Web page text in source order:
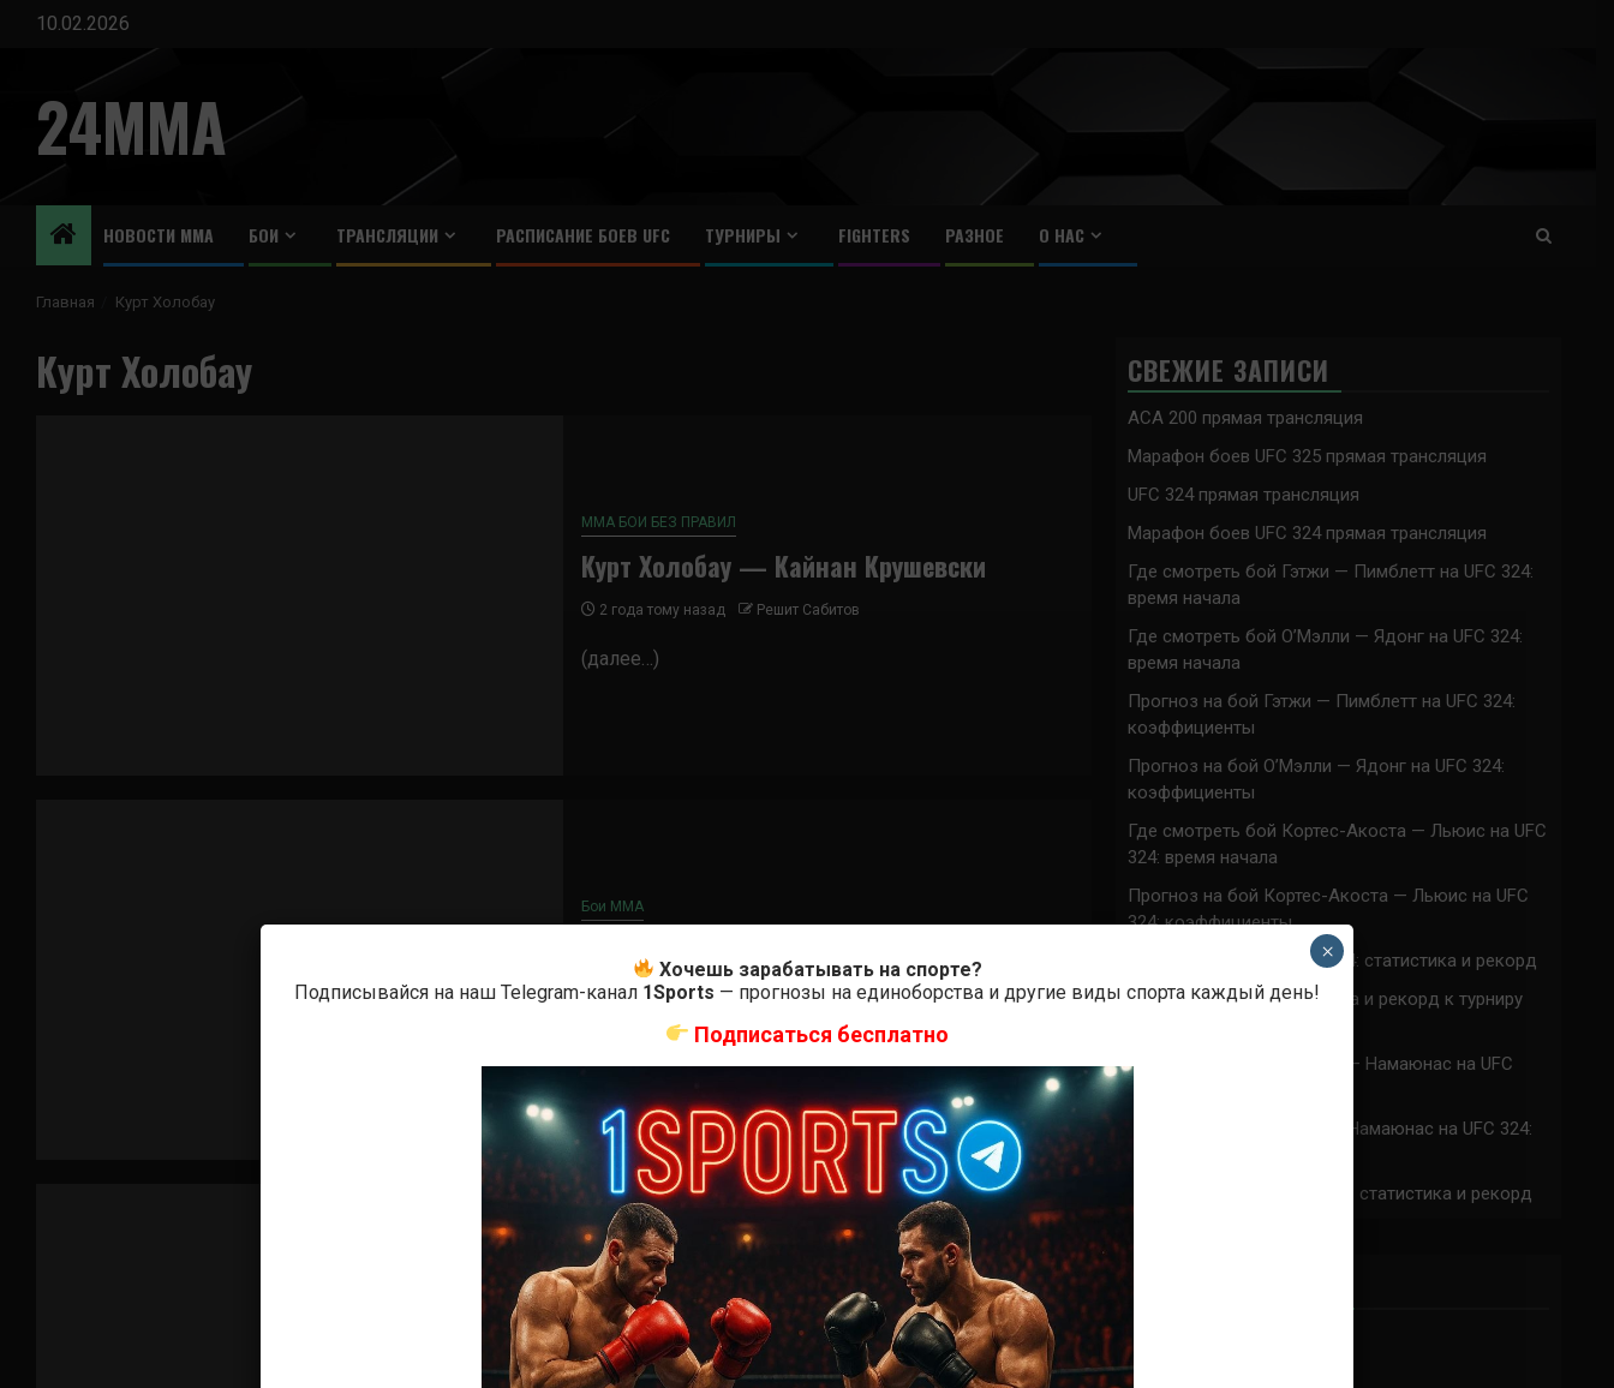
Перейти
содержимому
10.02.2026
24MMA
НОВОСТИ ММА БОИ ТРАНСЛЯЦИИ РАСПИСАНИЕ БОЕВ UFC ТУРНИРЫ FIGHTERS РАЗНОЕ О НАС
Главная Курт Холобау
Курт Холобау
ММА БОИ БЕЗ ПРАВИЛ
Курт Холобау — Кайнан Крушевски
2 года тому назад Решит Сабитов
(далее…)
Бои ММА
Тиаго Энрике Мойзес – Курт Холобау
7 лет тому назад Решит Сабитов
Бои ММА
Шейн Бургос – Курт Холобау
7 лет тому назад Решит Сабитов
СВЕЖИЕ ЗАПИСИ
ACA 200 прямая трансляция
Марафон боев UFC 325 прямая трансляция
UFC 324 прямая трансляция
Марафон боев UFC 324 прямая трансляция
Где смотреть бой Гэтжи — Пимблетт на UFC 324:
время начала
Где смотреть бой О’Мэлли — Ядонг на UFC 324:
время начала
Прогноз на бой Гэтжи — Пимблетт на UFC 324:
коэффициенты
Прогноз на бой О’Мэлли — Ядонг на UFC 324:
коэффициенты
Где смотреть бой Кортес-Акоста — Льюис на UFC
324: время начала
Прогноз на бой Кортес-Акоста — Льюис на UFC
324: коэффициенты
Наталья Сильва на UFC 324: статистика и рекорд
Роуз Намаюнас: статистика и рекорд к турниру
Где смотреть бой Сильва — Намаюнас на UFC
324: время начала
Прогноз на бой Сильва — Намаюнас на UFC 324:
Арнольд Аллен на UFC 324: статистика и рекорд
Хочешь зарабатывать на спорте?
Подписывайся на наш Telegram-канал 1Sports — прогнозы на единоборства и другие виды спорта каждый день!
Подписаться бесплатно
×